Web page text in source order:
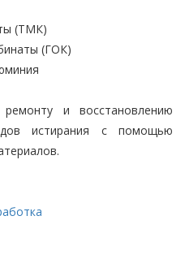
(ТМК)
(ГОК)
и восстановлению
истирания с помощью